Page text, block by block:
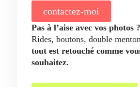
contactez-moi
Pas à l’aise avec vos photos ?
Rides, boutons, double
tout est retouché comme
souhaitez.